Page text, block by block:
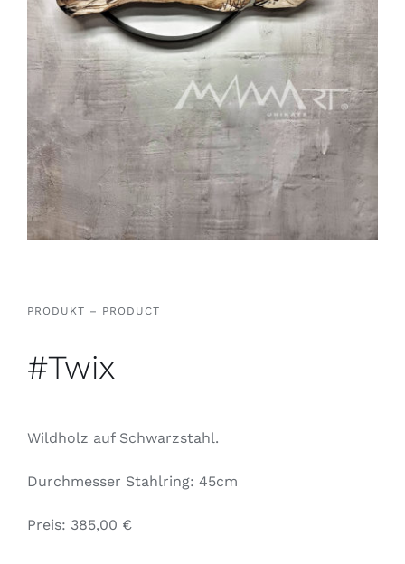
PRODUKT – PRODUCT
#Twix
Wildholz auf Schwarzstahl.
Durchmesser Stahlring: 45cm
Preis: 385,00 €